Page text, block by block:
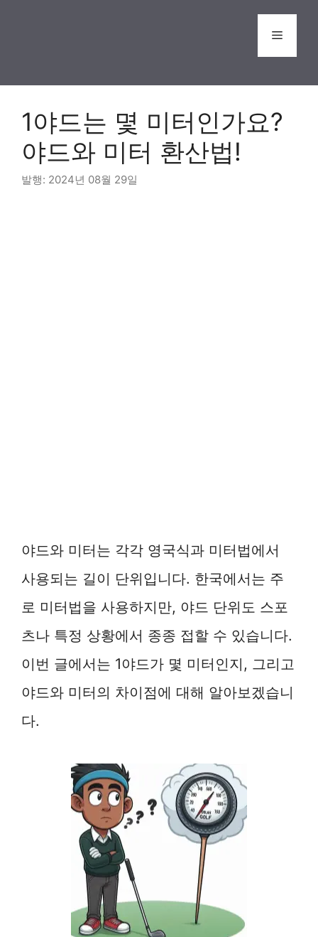
Menu
1야드는 몇 미터인가요?
야드와 미터 환산법!
2024년 08월 29일
야드와 미터는 각각 영국식과 미터법에서
사용되는 길이 단위입니다. 한국에서는 주
로 미터법을 사용하지만, 야드 단위도 스포
츠나 특정 상황에서 종종 접할 수 있습니다.
이번 글에서는 1야드가 몇 미터인지, 그리고
야드와 미터의 차이점에 대해 알아보겠습니
다.